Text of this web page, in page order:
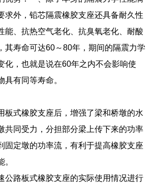
求外，铅芯隔震橡胶支座还具备耐久性
能、抗热空气老化、抗臭氧老化、耐酸
其寿命可达60～80年，期间的隔震力学
化，也就是说在60年之内不会影响使
具有同等寿命。
板式橡胶支座后，增强了梁和桥墩的水
共同受力，分担部分梁上传下来的功率
固定墩的功率流，有利于提高橡胶支座
公路板式橡胶支座的实际使用情况进行